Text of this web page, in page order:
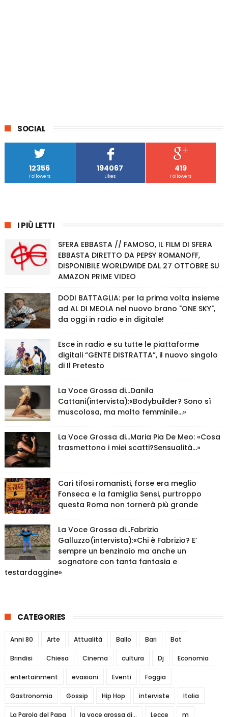
SOCIAL
12356
Followers
194067
Likes
419
Followers
I PIÙ LETTI
SFERA EBBASTA // FAMOSO, IL FILM DI SFERA
EBBASTA DIRETTO DA PEPSY ROMANOFF,
DISPONIBILE WORLDWIDE DAL 27 OTTOBRE SU
AMAZON PRIME VIDEO
DODI BATTAGLIA: per la prima volta insieme
ad AL DI MEOLA nel nuovo brano "ONE SKY",
da oggi in radio e in digitale!
Esce in radio e su tutte le piattaforme
digitali “GENTE DISTRATTA”, il nuovo singolo
di Il Pretesto
La Voce Grossa di…Danila
Cattani(intervista):«Bodybuilder? Sono sì
muscolosa, ma molto femminile…»
La Voce Grossa di…Maria Pia De Meo: «Cosa
trasmettono i miei scatti?Sensualità…»
Cari tifosi romanisti, forse era meglio
Fonseca e la famiglia Sensi, purtroppo
questa Roma non tornerà più grande
La Voce Grossa di…Fabrizio
Galluzzo(intervista):«Chi è Fabrizio? E’
sempre un benzinaio ma anche un
sognatore con tanta fantasia e
testardaggine»
CATEGORIES
Anni 80 Arte Attualità Ballo Bari Bat
Brindisi Chiesa Cinema cultura Dj Economia
entertainment evasioni Eventi Foggia
Gastronomia Gossip Hip Hop interviste Italia
La Parola del Papa la voce grossa di... Lecce m